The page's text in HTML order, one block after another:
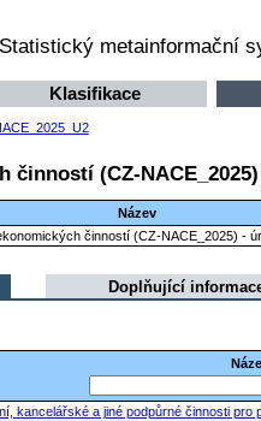
Statistický metainformační
Klasifikace
činností (CZ-
Název
činností (CZ-NACE_2025) -
Doplňující
kancelářské a jiné podpůrné činnosti pro